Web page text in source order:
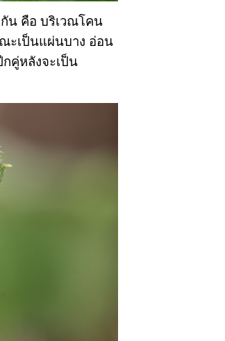
น คือ บริเวณโคน
ะเป็นแผ่นบาง อ่อน
คู่หลังจะเป็น